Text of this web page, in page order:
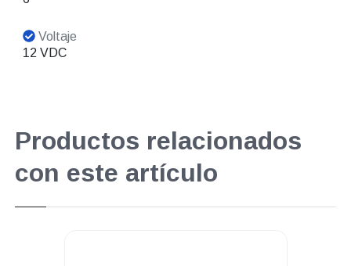
Voltaje
12 VDC
Productos relacionados
con este artículo